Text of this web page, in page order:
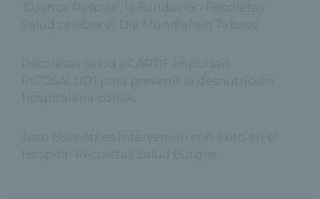
‘Cuenca Respira’, la Fundación Recoletas
Salud celebra el Día Mundial sin Tabaco
Recoletas Salud y CARTIF impulsan
RICOSALUD1 para prevenir la desnutrición
hospitalaria con IA
Josh Burnett es intervenido con éxito en el
Hospital Recoletas Salud Burgos